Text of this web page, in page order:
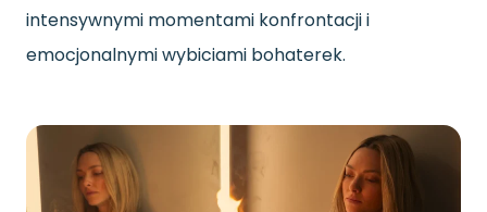
intensywnymi momentami konfrontacji i
emocjonalnymi wybiciami bohaterek.